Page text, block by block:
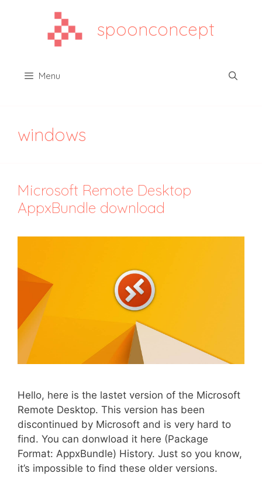
spoonconcept
Menu
windows
Microsoft Remote Desktop
AppxBundle download
Hello, here is the lastet version of the Microsoft
Remote Desktop. This version has been
discontinued by Microsoft and is very hard to
find. You can donwload it here (Package
Format: AppxBundle) History. Just so you know,
it’s impossible to find these older versions.